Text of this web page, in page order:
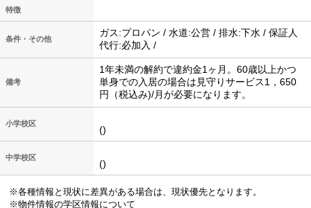
特徴
条件・その他
ガス:プロパン / 水道:公営 / 排水:下水 / 保証人
代行:必加入 /
備考
1年未満の解約で違約金1ヶ月。60歳以上かつ
単身での入居の場合は見守りサービス1，650
円（税込み)/月が必要になります。
小学校区
()
中学校区
()
※各種情報と現状に差異がある場合は、現状優先となります。
※物件情報の学区情報について